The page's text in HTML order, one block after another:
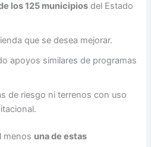
los 125 municipios del Estado
que se desea mejorar.
apoyos similares de programas
de riesgo ni terrenos con uso
menos una de estas